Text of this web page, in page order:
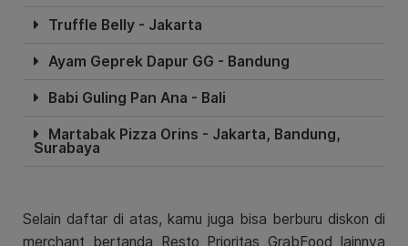
Truffle Belly - Jakarta
Ayam Geprek Dapur GG - Bandung
Babi Guling Pan Ana - Bali
Martabak Pizza Orins - Jakarta, Bandung,
Surabaya
Selain daftar di atas, kamu juga bisa berburu diskon di
merchant bertanda Resto Prioritas GrabFood lainnya